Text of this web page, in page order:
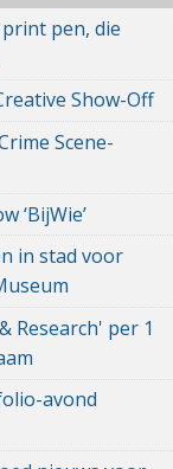
pen, die
Show-Off
Scene-
‘BijWie’
in stad voor
Research' per 1
avond